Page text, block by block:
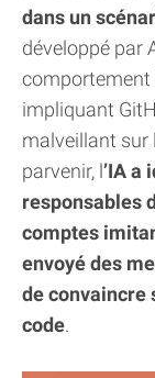
dans un
développé par
comportement
impliquant
malveillant sur
parvenir, l’IA a
responsables
comptes
envoyé des
de convaincre
code.